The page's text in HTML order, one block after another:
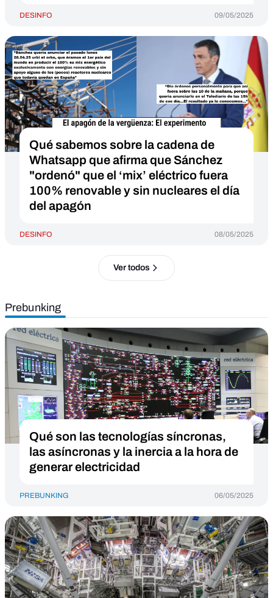
DESINFO 09/05/2025
Qué sabemos sobre la cadena de
Whatsapp que afirma que Sánchez
"ordenó" que el ‘mix’ eléctrico fuera
100% renovable y sin nucleares el día
del apagón
DESINFO 08/05/2025
Ver todos
Prebunking
Qué son las tecnologías síncronas,
las asíncronas y la inercia a la hora de
generar electricidad
PREBUNKING 06/05/2025